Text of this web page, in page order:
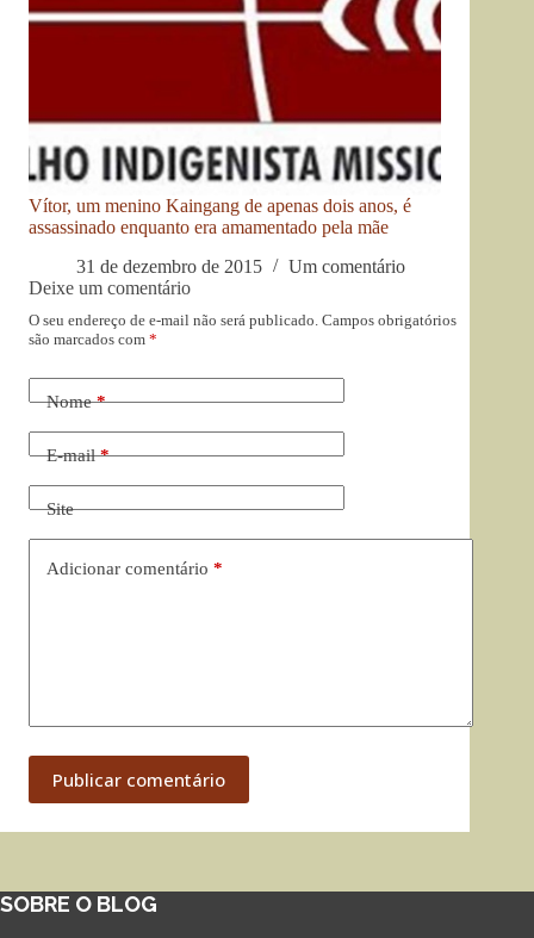
Vítor, um menino Kaingang de apenas dois anos, é
assassinado enquanto era amamentado pela mãe
31 de dezembro de 2015
Um comentário
Deixe um comentário
O seu endereço de e-mail não será publicado. Campos obrigatórios
são marcados com *
Nome*
E-mail*
Site
Adicionar comentário *
Publicar comentário
SOBRE O BLOG